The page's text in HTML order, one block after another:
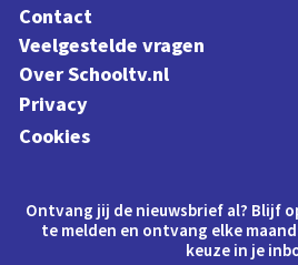
Contact
Veelgestelde vragen
Over Schooltv.nl
Privacy
Cookies
Ontvang jij de nieuwsbrief al? Blijf
te melden en ontvang elke
keuze in je